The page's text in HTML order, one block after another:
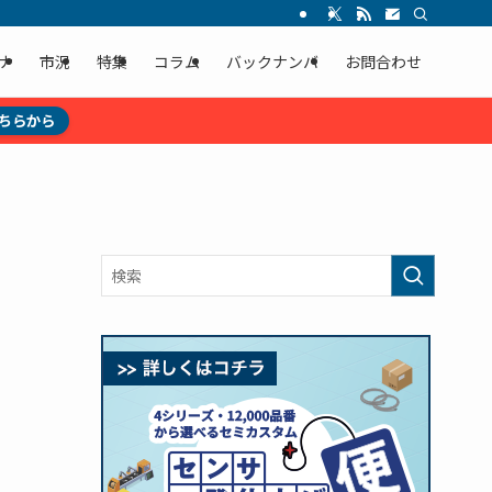
市況 特集 コラム バックナンバ お問合わせ
らから